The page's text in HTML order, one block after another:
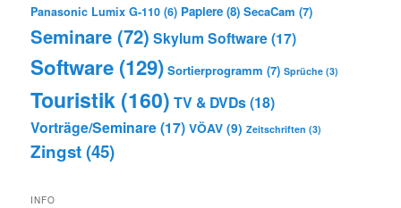
Panasonic Lumix G-110 (6) Papiere (8) SecaCam (7)
Seminare (72) Skylum Software(17)
Software (129) Sortierprogramm (7) Sprüche (3)
Touristik (160) TV & DVDs(18)
Vorträge/Seminare(17) VÖAV (9) Zeitschriften (3)
Zingst(45)
INFO